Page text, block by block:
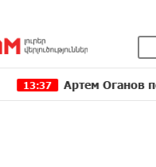
Артем Оганов получил